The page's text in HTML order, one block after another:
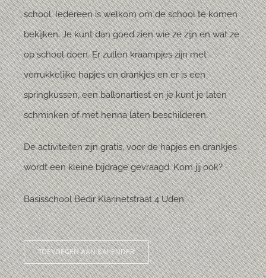
school. Iedereen is welkom om de school te komen
bekijken. Je kunt dan goed zien wie ze zijn en wat ze
op school doen. Er zullen kraampjes zijn met
verrukkelijke hapjes en drankjes en er is een
springkussen, een ballonartiest en je kunt je laten
schminken of met henna laten beschilderen.
De activiteiten zijn gratis, voor de hapjes en drankjes
wordt een kleine bijdrage gevraagd. Kom jij ook?
Basisschool Bedir Klarinetstraat 4 Uden.
TOEVOEGEN AAN KALENDER